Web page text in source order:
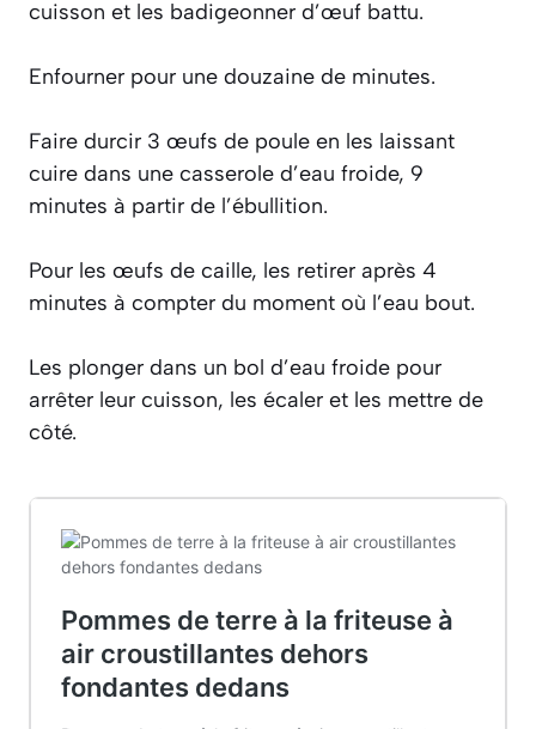
cuisson et les badigeonner d’œuf battu.
Enfourner pour une douzaine de minutes.
Faire durcir 3 œufs de poule en les laissant
cuire dans une casserole d’eau froide, 9
minutes à partir de l’ébullition.
Pour les œufs de caille, les retirer après 4
minutes à compter du moment où l’eau bout.
Les plonger dans un bol d’eau froide pour
arrêter leur cuisson, les écaler et les mettre de
côté.